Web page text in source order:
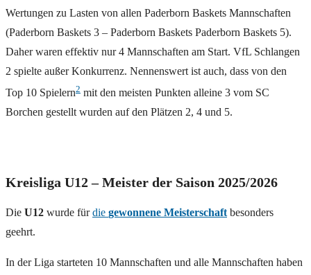
Wertungen zu Lasten von allen Paderborn Baskets Mannschaften
(Paderborn Baskets 3 – Paderborn Baskets Paderborn Baskets 5).
Daher waren effektiv nur 4 Mannschaften am Start. VfL Schlangen
2 spielte außer Konkurrenz. Nennenswert ist auch, dass von den
Top 10 Spielern2 mit den meisten Punkten alleine 3 vom SC
Borchen gestellt wurden auf den Plätzen 2, 4 und 5.
Kreisliga U12 – Meister der Saison 2025/2026
Die U12 wurde fürdie gewonnene Meisterschaft besonders
geehrt.
In der Liga starteten 10 Mannschaften und alle Mannschaften haben